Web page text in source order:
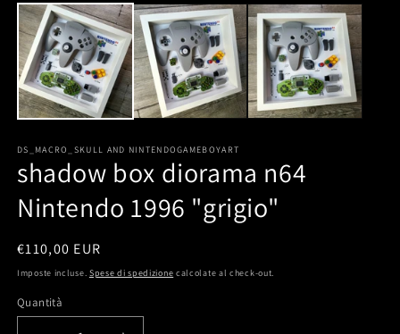
DS_MACRO_SKULL AND NINTENDOGAMEBOYART
shadow box diorama n64
Nintendo 1996 "grigio"
Prezzo
di
€110,00 EUR
Imposte incluse. Spese di spedizione calcolate al check-out.
Quantità
Quantità